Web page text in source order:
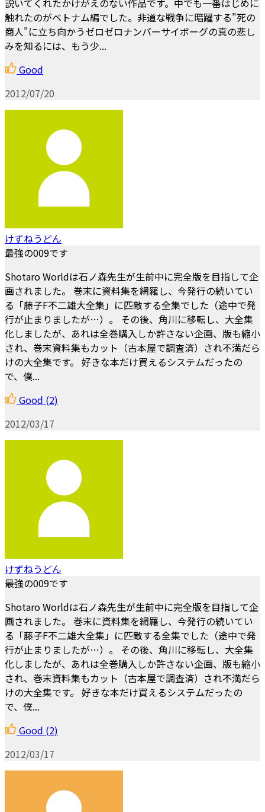
説いてくれたかけがえのない作品です。中でも一番はじめに
触れたのがベトナム編でした。非道な戦争に暗躍する"死の
商人"に立ち向かうゼロゼロナンバーサイボーグの真の悲し
みを知るには、もう少...
Good
2012/07/20
けずねうどん
最強の009です
Shotaro Worldは石ノ森先生が生前中に完全版を目指して企
画されました。 巻末に資料集を網羅し、今発行の続いてい
る「藤子F不二雄大全集」に匹敵する全集でした（途中で発
行が止まりましたが…）。 その後、角川に移転し、大全集
化しましたが、あれは全巻購入しか許さない企画、版も縮小
され、巻末資料集もカット（古本屋で調査済）され不満だら
けの大全集です。 好きな本だけ買えるシステムだったの
で、僕...
Good (2)
2012/03/17
けずねうどん
最強の009です
Shotaro Worldは石ノ森先生が生前中に完全版を目指して企
画されました。 巻末に資料集を網羅し、今発行の続いてい
る「藤子F不二雄大全集」に匹敵する全集でした（途中で発
行が止まりましたが…）。 その後、角川に移転し、大全集
化しましたが、あれは全巻購入しか許さない企画、版も縮小
され、巻末資料集もカット（古本屋で調査済）され不満だら
けの大全集です。 好きな本だけ買えるシステムだったの
で、僕...
Good (2)
2012/03/17